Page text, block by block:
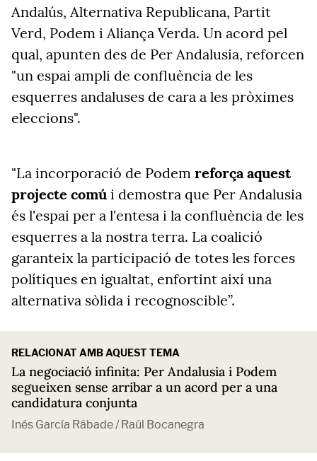
Andalús, Alternativa Republicana, Partit
Verd, Podem i Aliança Verda. Un acord pel
qual, apunten des de Per Andalusia, reforcen
"un espai ampli de confluència de les
esquerres andaluses de cara a les pròximes
eleccions".
"La incorporació de Podem reforça aquest
projecte comú i demostra que Per Andalusia
és l'espai per a l'entesa i la confluència de les
esquerres a la nostra terra. La coalició
garanteix la participació de totes les forces
polítiques en igualtat, enfortint així una
alternativa sòlida i recognoscible”.
RELACIONAT AMB AQUEST TEMA
La negociació infinita: Per Andalusia i Podem
segueixen sense arribar a un acord per a una
candidatura conjunta
Inés García Rábade / Raúl Bocanegra